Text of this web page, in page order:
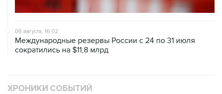
06 августа, 16:02
Международные резервы России с 24 по 31 июля
сократились на $11,8 млрд
ХРОНИКИ СОБЫТИЙ